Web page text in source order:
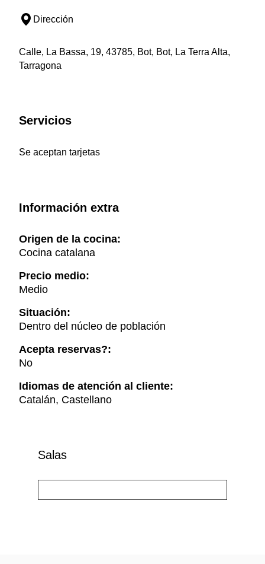
Dirección
Calle, La Bassa, 19, 43785, Bot, Bot, La Terra Alta,
Tarragona
Servicios
Se aceptan tarjetas
Información extra
Origen de la cocina:
Cocina catalana
Precio medio:
Medio
Situación:
Dentro del núcleo de población
Acepta reservas?:
No
Idiomas de atención al cliente:
Catalán, Castellano
Salas